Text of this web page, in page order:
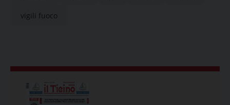
vigili fuoco